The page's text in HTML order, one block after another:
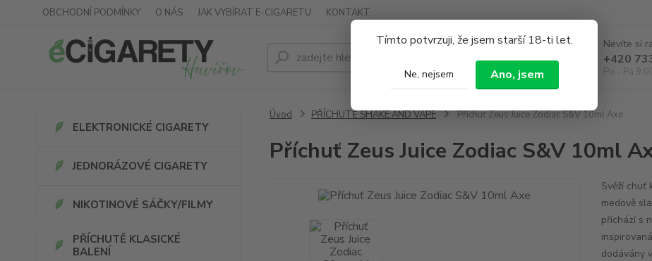
Tímto potvrzuji, že jsem starší 18-ti let.
Ne, nejsem Ano, jsem
OBCHODNÍ PODMÍNKY O NÁS JAK VYBÍRAT E-CIGARETU KONTAKT
Hledat
Nevíte si
+420
Po - Pá
ELEKTRONICKÉ CIGARETY
JEDNORÁZOVÉ CIGARETY
NIKOTINOVÉ SÁČKY/FILMY
PŘÍCHUTĚ KLASICKÉ
BALENÍ
Úvod PŘÍCHUTĚ SHAKE AND VAPE Příchuť Zeus Juice Zodiac S&V 10ml Axe
Příchuť Zeus Juice Zodiac S&V 10ml
Svěží chuť
medově
přichází s
dodávány